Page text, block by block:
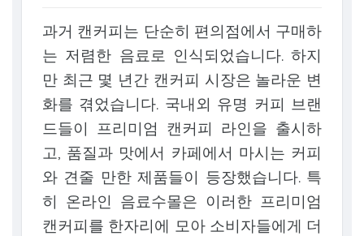
과거 캔커피는 단순히 편의점에서 구매하
는 저렴한 음료로 인식되었습니다. 하지
만 최근 몇 년간 캔커피 시장은 놀라운 변
화를 겪었습니다. 국내외 유명 커피 브랜
드들이 프리미엄 캔커피 라인을 출시하
고, 품질과 맛에서 카페에서 마시는 커피
와 견줄 만한 제품들이 등장했습니다. 특
히 온라인 음료수몰은 이러한 프리미엄
캔커피를 한자리에 모아 소비자들에게 더